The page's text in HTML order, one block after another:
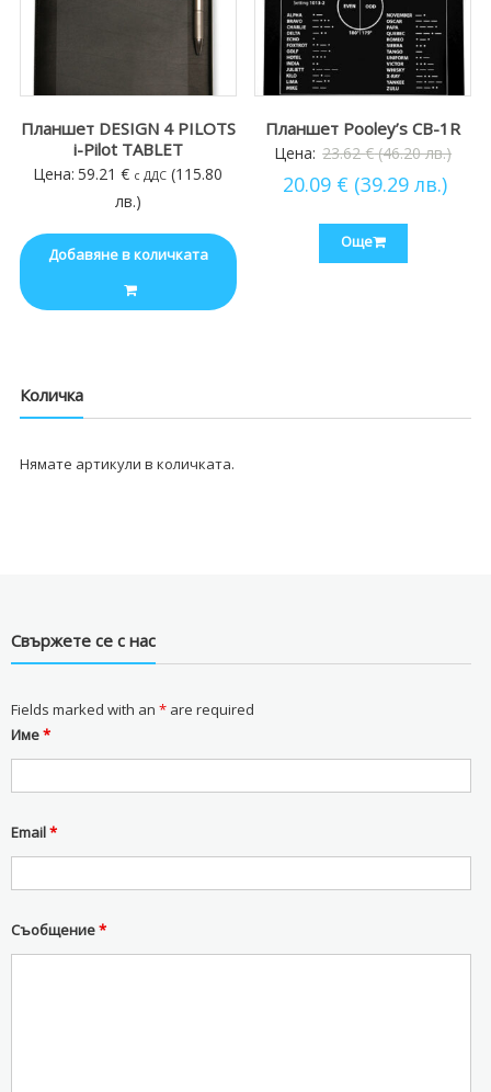
Планшет DESIGN 4 PILOTS
i-Pilot TABLET
Цена: 59.21€ с ДДС (115.80
лв.)
Добавяне в количката
Планшет Pooley’s CB-1R
Цена: 23.62€ (46.20 лв.)
20.09 € (39.29 лв.)
Още
Количка
Нямате артикули в количката.
Свържете се с нас
Fields marked with an *are required
Име*
Email*
Съобщение*